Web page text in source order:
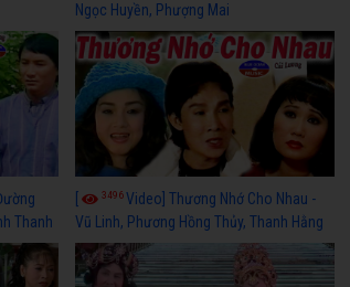
Ngọc Huyền, Phượng Mai
Thanh
Ngân
3496Video] Thương Nhớ Cho Nhau -
Vũ Linh, Phương Hồng Thủy, Thanh Hằng